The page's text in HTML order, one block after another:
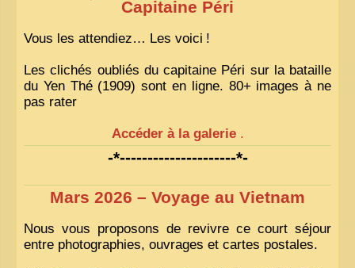
Capitaine Péri
Vous les attendiez… Les voici !
Les clichés oubliés du capitaine Péri sur la bataille
du Yen Thé (1909) sont en ligne. 80+ images à ne
pas rater
Accéder à la galerie .
-*---------------------*-
Mars 2026 – Voyage au Vietnam
Nous vous proposons de revivre ce court séjour
entre photographies, ouvrages et cartes postales.